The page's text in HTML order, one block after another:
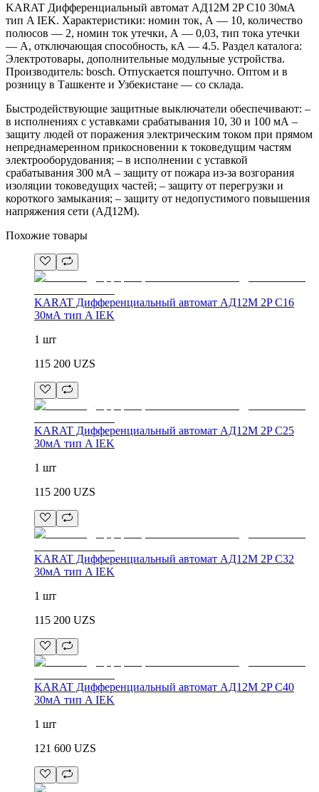
KARAT Дифференциальный автомат АД12M 2P C10 30мА
тип A IEK. Характеристики: номин ток, А — 10, количество
полюсов — 2, номин ток утечки, А — 0,03, тип тока утечки
— A, отключающая способность, кА — 4.5. Раздел каталога:
Электротовары, дополнительные модульные устройства.
Производитель: bosch. Отпускается поштучно. Оптом и в
розницу в Ташкенте и Узбекистане — со склада.
Быстродействующие защитные выключатели обеспечивают: –
в исполнениях с уставками срабатывания 10, 30 и 100 мА –
защиту людей от поражения электрическим током при прямом
непреднамеренном прикосновении к токоведущим частям
электрооборудования; – в исполнении с уставкой
срабатывания 300 мА – защиту от пожара из-за возгорания
изоляции токоведущих частей; – защиту от перегрузки и
короткого замыкания; – защиту от недопустимого повышения
напряжения сети (АД12М).
Похожие товары
KARAT Дифференциальный автомат АД12M 2P C16
30мА тип A IEK
1 шт
115 200 UZS
KARAT Дифференциальный автомат АД12M 2P C25
30мА тип A IEK
1 шт
115 200 UZS
KARAT Дифференциальный автомат АД12M 2P C32
30мА тип A IEK
1 шт
115 200 UZS
KARAT Дифференциальный автомат АД12M 2P C40
30мА тип A IEK
1 шт
121 600 UZS